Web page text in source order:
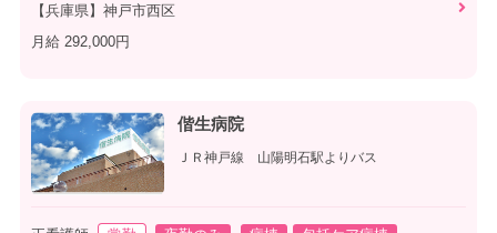
【兵庫県】神戸市西区
月給 292,000円
偕生病院
ＪＲ神戸線 山陽明石駅よりバス